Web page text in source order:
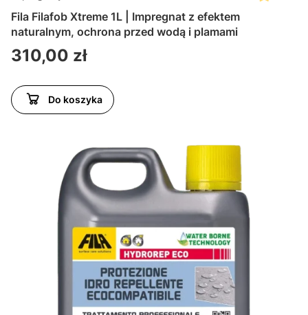
Fila Filafob Xtreme 1L | Impregnat z efektem
naturalnym, ochrona przed wodą i plamami
Cena
310,00 zł
Do koszyka